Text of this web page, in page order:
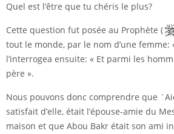
Quel est l’être que tu chéris le plus?
Cette question fut posée au Prophète (
tout le monde, par le nom d’une femme:
l’interrogea ensuite: « Et parmi les
père ».
Nous pouvons donc comprendre que
satisfait d’elle, était l’épouse-amie du
maison et que Abou Bakr était son ami